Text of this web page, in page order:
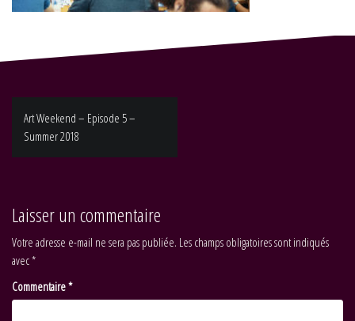
Navigation
de
l’article
Art Weekend – Episode 5 –
Summer 2018
Laisser un commentaire
Votre adresse e-mail ne sera pas publiée. Les champs obligatoires sont indiqués
avec*
Commentaire*